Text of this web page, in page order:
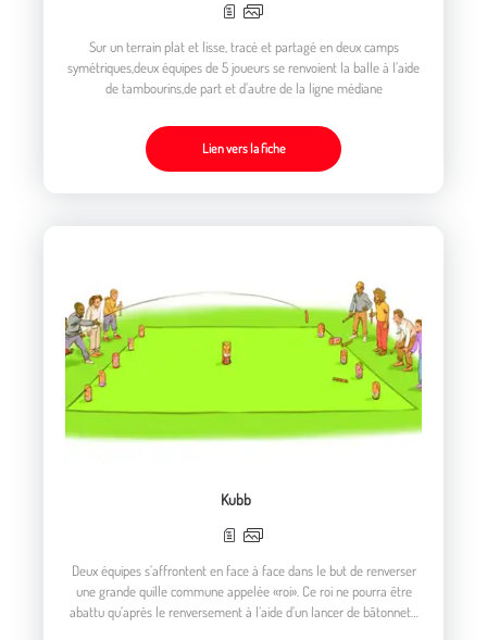
Sur un terrain plat et lisse, tracé et partagé en deux camps
symétriques,deux équipes de 5 joueurs se renvoient la balle à l’aide
de tambourins,de part et d’autre de la ligne médiane
Lien vers la fiche
Kubb
Deux équipes s’affrontent en face à face dans le but de renverser
une grande quille commune appelée «roi». Ce roi ne pourra être
abattu qu’après le renversement à l’aide d’un lancer de bâtonnets,